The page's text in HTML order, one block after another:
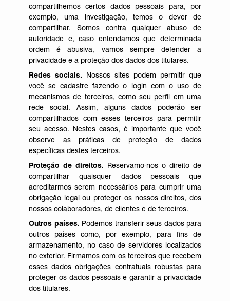
compartilhemos certos dados pessoais para, por
exemplo, uma investigação, temos o dever de
compartilhar. Somos contra qualquer abuso de
autoridade e, caso entendamos que determinada
ordem é abusiva, vamos sempre defender a
privacidade e a proteção dos dados dos titulares.
Redes sociais. Nossos sites podem permitir que
você se cadastre fazendo o login com o uso de
mecanismos de terceiros, como seu perfil em uma
rede social. Assim, alguns dados poderão ser
compartilhados com esses terceiros para permitir
seu acesso. Nestes casos, é importante que você
observe as práticas de proteção de dados
específicas destes terceiros.
Proteção de direitos. Reservamo-nos o direito de
compartilhar quaisquer dados pessoais que
acreditarmos serem necessários para cumprir uma
obrigação legal ou proteger os nossos direitos, dos
nossos colaboradores, de clientes e de terceiros.
Outros países. Podemos transferir seus dados para
outros países como, por exemplo, para fins de
armazenamento, no caso de servidores localizados
no exterior. Firmamos com os terceiros que recebem
esses dados obrigações contratuais robustas para
proteger os dados pessoais e garantir a privacidade
dos titulares.